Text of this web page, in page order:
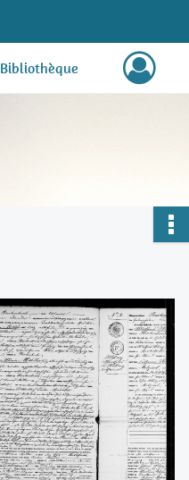
Bibliothèque